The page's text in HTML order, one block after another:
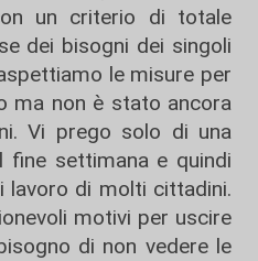
un criterio di totale
dei bisogni dei singoli
le misure per
ma non è stato ancora
Vi prego solo di una
fine settimana e quindi
lavoro di molti cittadini.
motivi per uscire
di non vedere le